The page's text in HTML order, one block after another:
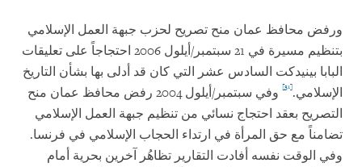
ورفض محافظ عمان منح تصريح لحزب جبهة العمل الإسلامي
بتنظيم مسيرة في 21 سبتمبر/أيلول 2006 احتجاجاً على تعليقات
البابا بينيدكت السادس عشر التي كان قد أدلى بها بشأن التاريخ
الإسلامي.[31]
وفي سبتمبر/أيلول 2004 رفض محافظ عمان منح
التصريح بعقد احتجاج نسائي من تنظيم جبهة العمل الإسلامي
تضامناً مع حق المرأة في ارتداء الحجاب الإسلامي في فرنسا.
وفي الوقت نفسه أفادت التقارير تظاهُر آخرين بحرية أمام